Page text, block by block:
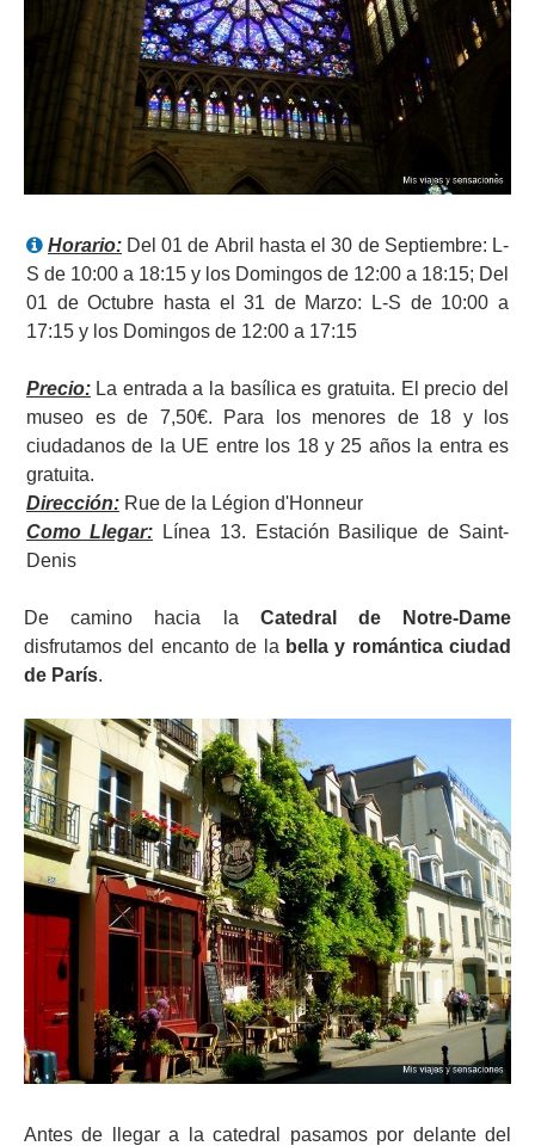
Horario: Del 01 de Abril hasta el 30 de Septiembre: L-
S de 10:00 a 18:15 y los Domingos de 12:00 a 18:15; Del
01 de Octubre hasta el 31 de Marzo: L-S de 10:00 a
17:15 y los Domingos de 12:00 a 17:15
Precio: La entrada a la basílica es gratuita. El precio del
museo es de 7,50€. Para los menores de 18 y los
ciudadanos de la UE entre los 18 y 25 años la entra es
gratuita.
Dirección: Rue de la Légion d'Honneur
Como Llegar: Línea 13. Estación Basilique de Saint-
Denis
De camino hacia la Catedral de Notre-Dame
disfrutamos del encanto de la bella y romántica ciudad
de París.
Antes de llegar a la catedral pasamos por delante del